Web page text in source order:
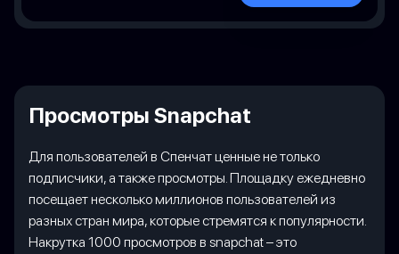
Просмотры Snapchat
Для пользователей в Спенчат ценные не только
подписчики, а также просмотры. Площадку ежедневно
посещает несколько миллионов пользователей из
разных стран мира, которые стремятся к популярности.
Накрутка 1000 просмотров в snapchat – это